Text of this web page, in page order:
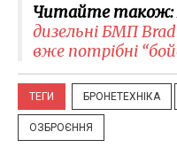
Читайте також:
дизельні БМП
вже потрібні
ТЕГИ БРОНЕТЕХНІКА
ОЗБРОЄННЯ